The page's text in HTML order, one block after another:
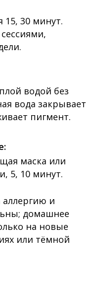
15, 30 минут.
водой без
вода закрывает
пигмент.
маска или
5, 10 минут.
аллергию и
домашнее
на новые
или тёмной